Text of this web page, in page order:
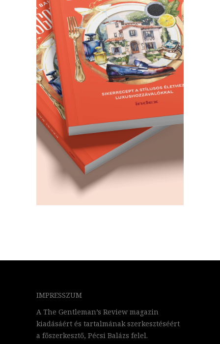
IMPRESSZUM
A The Gentleman’s Review magazin
kiadásáért és tartalmának szerkesztéséért
a főszerkesztő, Pécsi Balázs felel.